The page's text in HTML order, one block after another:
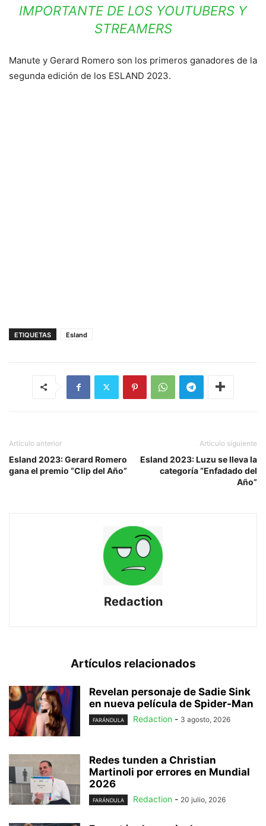
IMPORTANTE DE LOS YOUTUBERS Y
STREAMERS
Manute y Gerard Romero son los primeros ganadores de la
segunda edición de los ESLAND 2023.
ETIQUETAS Esland
Artículo anterior
Esland 2023: Gerard Romero
gana el premio “Clip del Año”
Artículo siguiente
Esland 2023: Luzu se lleva la
categoría “Enfadado del
Año”
Redaction
Artículos relacionados
Revelan personaje de Sadie Sink
en nueva película de Spider-Man
FARÁNDULA Redaction - 3 agosto, 2026
Redes tunden a Christian
Martinoli por errores en Mundial
2026
FARÁNDULA Redaction - 20 julio, 2026